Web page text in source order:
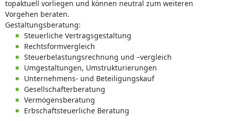
topaktuell vorliegen und können neutral zum weiteren
Vorgehen beraten.
Gestaltungsberatung:
Steuerliche Vertragsgestaltung
Rechtsformvergleich
Steuerbelastungsrechnung und –vergleich
Umgestaltungen, Umstrukturierungen
Unternehmens- und Beteiligungskauf
Gesellschafterberatung
Vermögensberatung
Erbschaftsteuerliche Beratung